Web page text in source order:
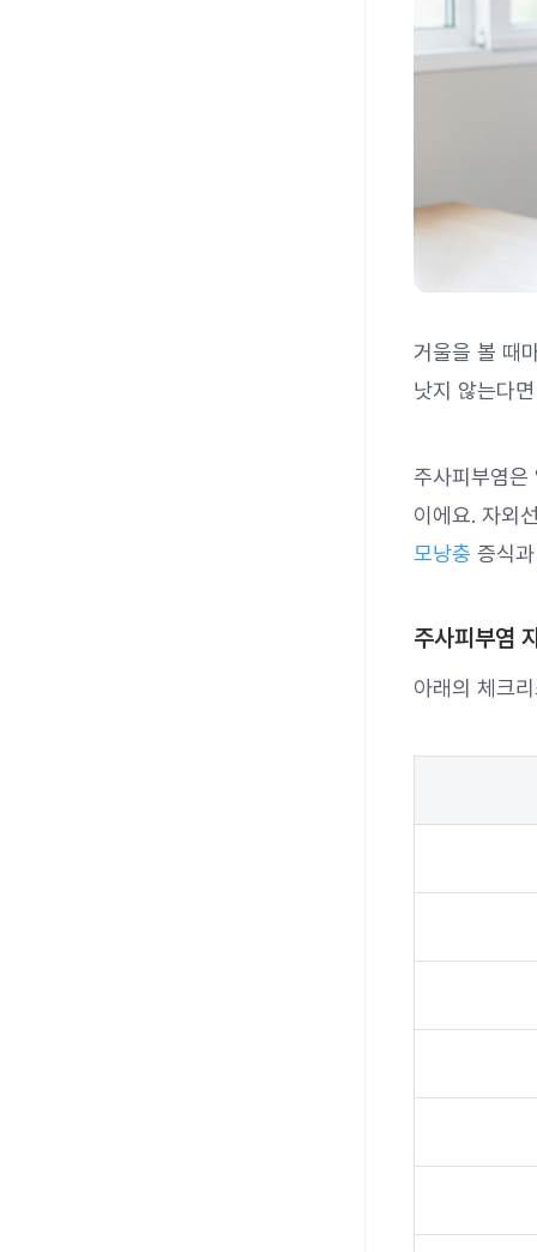
거울을 볼 때
낫지 않는다
주사피부염은
이에요. 자외
모낭충 증식
주사피부염
아래의 체크